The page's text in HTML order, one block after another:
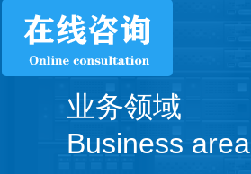
业务领域
Business area